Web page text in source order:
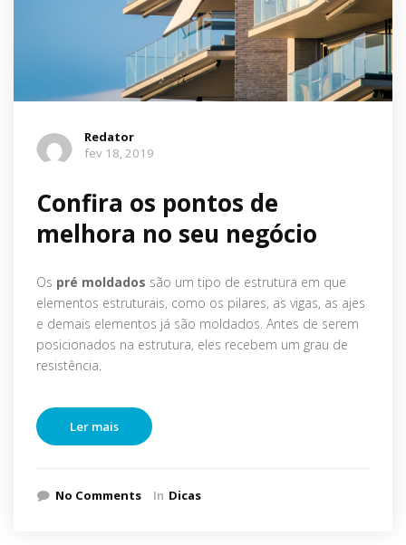
Redator
fev 18, 2019
Confira os pontos de
melhora no seu negócio
Os pré moldados são um tipo de estrutura em que
elementos estruturais, como os pilares, as vigas, as ajes
e demais elementos já são moldados. Antes de serem
posicionados na estrutura, eles recebem um grau de
resistência.
Ler mais
No Comments In Dicas